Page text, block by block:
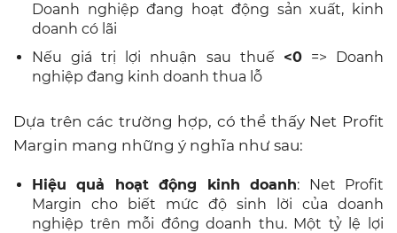
Doanh nghiệp đang hoạt động sản xuất, kinh
doanh có lãi
Nếu giá trị lợi nhuận sau thuế <0=> Doanh
nghiệp đang kinh doanh thua lỗ
Dựa trên các trường hợp, có thể thấy Net Profit
Margin mang những ý nghĩa như sau:
Hiệu quả hoạt động kinh doanh: Net Profit
Margin cho biết mức độ sinh lời của doanh
nghiệp trên mỗi đồng doanh thu. Một tỷ lệ lợi